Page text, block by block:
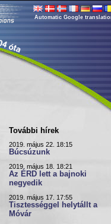
Automatic Google
További hírek
2019. május 22. 18:15
Búcsúzunk
2019. május 18. 18:21
Az ÉRD lett a bajnoki
negyedik
2019. május 17. 17:55
Tisztességgel helytállt a
Móvár